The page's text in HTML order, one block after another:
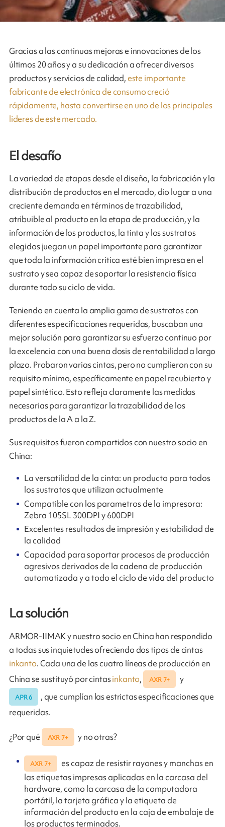
Gracias a las continuas mejoras e innovaciones de los
últimos 20 años y a su dedicación a ofrecer diversos
productos y servicios de calidad,este importante
fabricante de electrónica de consumo creció
rápidamente, hasta convertirse en uno de los principales
líderes de este mercado.
El desafío
La variedad de etapas desde el diseño, la fabricación y la
distribución de productos en el mercado, dio lugar a una
creciente demanda en términos de trazabilidad,
atribuible al producto en la etapa de producción, y la
información de los productos, la tinta y los sustratos
elegidos juegan un papel importante para garantizar
que toda la información crítica esté bien impresa en el
sustrato y sea capaz de soportar la resistencia física
durante todo su ciclo de vida.
Teniendo en cuenta la amplia gama de sustratos con
diferentes especificaciones requeridas, buscaban una
mejor solución para garantizar su esfuerzo continuo por
la excelencia con una buena dosis de rentabilidad a largo
plazo. Probaron varias cintas, pero no cumplieron con su
requisito mínimo, específicamente en papel recubierto y
papel sintético. Esto refleja claramente las medidas
necesarias para garantizar la trazabilidad de los
productos de la A a la Z.
Sus requisitos fueron compartidos con nuestro socio en
China:
La versatilidad de la cinta: un producto para todos
los sustratos que utilizan actualmente
Compatible con los parametros de la impresora:
Zebra 105SL 300DPI y 600DPI
Excelentes resultados de impresión y estabilidad de
la calidad
Capacidad para soportar procesos de producción
agresivos derivados de la cadena de producción
automatizada y a todo el ciclo de vida del producto
La solución
ARMOR-IIMAK y nuestro socio en China han respondido
a todas sus inquietudes ofreciendo dos tipos de cintas
inkanto. Cada una de las cuatro líneas de producción en
China se sustituyó por cintasinkanto, AXR 7+ y
APR 6
, que cumplían las estrictas especificaciones que
requeridas.
¿Por qué AXR 7+ y no otras?
AXR 7+
es capaz de resistir rayones y manchas en
las etiquetas impresas aplicadas en la carcasa del
hardware, como la carcasa de la computadora
portátil, la tarjeta gráfica y la etiqueta de
información del producto en la caja de embalaje de
los productos terminados.